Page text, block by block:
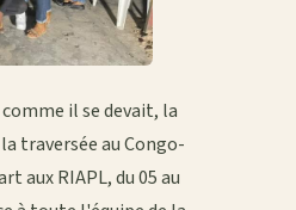
il se devait, la
traversée au Congo-
aux RIAPL, du 05 au